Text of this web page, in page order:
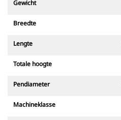
Gewicht
Breedte
Lengte
Totale hoogte
Pendiameter
Machineklasse